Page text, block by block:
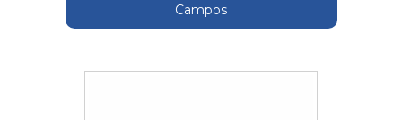
Campos